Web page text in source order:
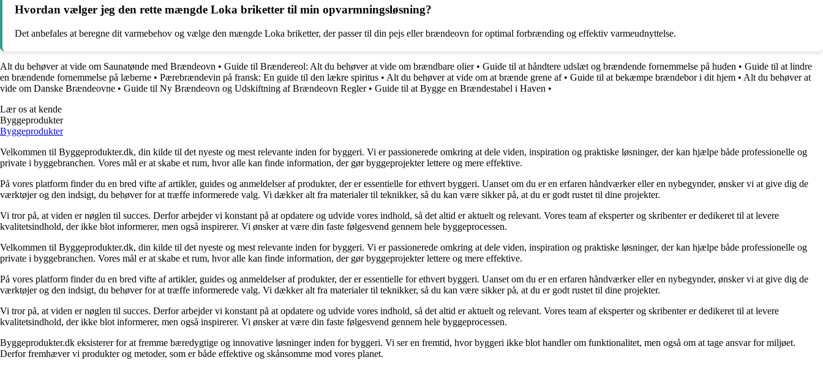
Hvordan vælger jeg den rette mængde Loka briketter til min opvarmningsløsning?
Det anbefales at beregne dit varmebehov og vælge den mængde Loka briketter, der passer til din pejs eller brændeovn for optimal forbrænding og effektiv varmeudnyttelse.
Alt du behøver at vide om Saunatønde med Brændeovn • Guide til Brændereol: Alt du behøver at vide om brændbare olier• Guide til at håndtere udslæt og brændende fornemmelse på huden • Guide til at lindre
en brændende fornemmelse på læberne • Pærebrændevin på fransk: En guide til den lækre spiritus • Alt du behøver at vide om at brænde grene af• Guide til at bekæmpe brændebor i dit hjem • Alt du behøver at
vide om Danske Brændeovne • Guide til Ny Brændeovn og Udskiftning af Brændeovn Regler• Guide til at Bygge en Brændestabel i Haven •
Lær os at kende
Byggeprodukter
Byggeprodukter
Velkommen til Byggeprodukter.dk, din kilde til det nyeste og mest relevante inden for byggeri. Vi er passionerede omkring at dele viden, inspiration og praktiske løsninger, der kan hjælpe både professionelle og
private i byggebranchen. Vores mål er at skabe et rum, hvor alle kan finde information, der gør byggeprojekter lettere og mere effektive.
På vores platform finder du en bred vifte af artikler, guides og anmeldelser af produkter, der er essentielle for ethvert byggeri. Uanset om du er en erfaren håndværker eller en nybegynder, ønsker vi at give dig de
værktøjer og den indsigt, du behøver for at træffe informerede valg. Vi dækker alt fra materialer til teknikker, så du kan være sikker på, at du er godt rustet til dine projekter.
Vi tror på, at viden er nøglen til succes. Derfor arbejder vi konstant på at opdatere og udvide vores indhold, så det altid er aktuelt og relevant. Vores team af eksperter og skribenter er dedikeret til at levere
kvalitetsindhold, der ikke blot informerer, men også inspirerer. Vi ønsker at være din faste følgesvend gennem hele byggeprocessen.
Velkommen til Byggeprodukter.dk, din kilde til det nyeste og mest relevante inden for byggeri. Vi er passionerede omkring at dele viden, inspiration og praktiske løsninger, der kan hjælpe både professionelle og
private i byggebranchen. Vores mål er at skabe et rum, hvor alle kan finde information, der gør byggeprojekter lettere og mere effektive.
På vores platform finder du en bred vifte af artikler, guides og anmeldelser af produkter, der er essentielle for ethvert byggeri. Uanset om du er en erfaren håndværker eller en nybegynder, ønsker vi at give dig de
værktøjer og den indsigt, du behøver for at træffe informerede valg. Vi dækker alt fra materialer til teknikker, så du kan være sikker på, at du er godt rustet til dine projekter.
Vi tror på, at viden er nøglen til succes. Derfor arbejder vi konstant på at opdatere og udvide vores indhold, så det altid er aktuelt og relevant. Vores team af eksperter og skribenter er dedikeret til at levere
kvalitetsindhold, der ikke blot informerer, men også inspirerer. Vi ønsker at være din faste følgesvend gennem hele byggeprocessen.
Byggeprodukter.dk eksisterer for at fremme bæredygtige og innovative løsninger inden for byggeri. Vi ser en fremtid, hvor byggeri ikke blot handler om funktionalitet, men også om at tage ansvar for miljøet.
Derfor fremhæver vi produkter og metoder, som er både effektive og skånsomme mod vores planet.